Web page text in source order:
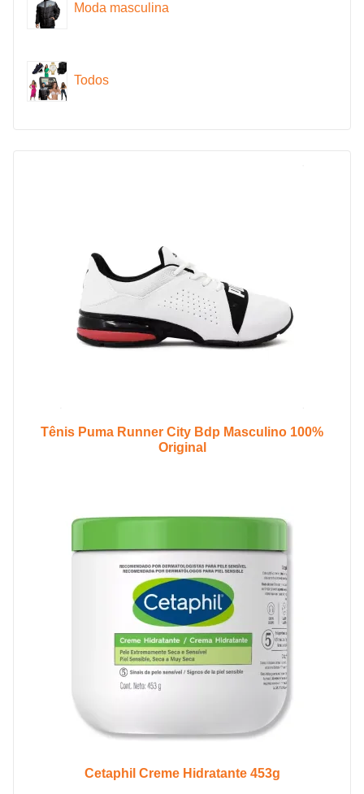
Moda masculina
Todos
Tênis Puma Runner City Bdp Masculino 100%
Original
Cetaphil Creme Hidratante 453g